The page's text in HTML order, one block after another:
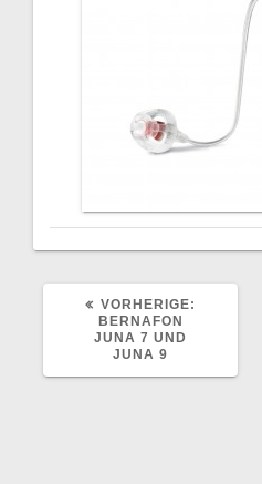
VORHERIGE:
BERNAFON
JUNA 7 UND
JUNA 9